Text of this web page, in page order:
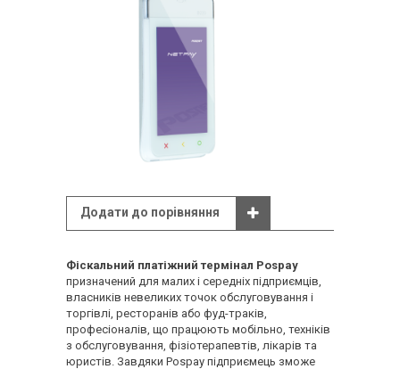
Додати до порівняння
Фіскальний платіжний термінал Pospay
призначений для малих і середніх підприємців,
власників невеликих точок обслуговування і
торгівлі, ресторанів або фуд-траків,
професіоналів, що працюють мобільно, техніків
з обслуговування, фізіотерапевтів, лікарів та
юристів. Завдяки Pospay підприємець зможе